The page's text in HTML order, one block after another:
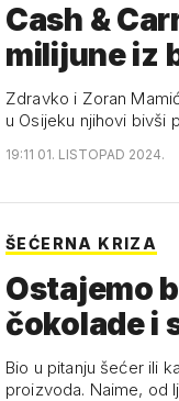
Cash &
milijune iz
Zdravko i Zoran
u Osijeku njihovi bivši
19:11 01. LISTOPAD 2024.
ŠEĆERNA KRIZA
Ostajemo
čokolade i
Bio u pitanju šećer ili
proizvoda. Naime, od